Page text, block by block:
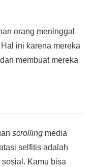
orang meninggal
ini karena mereka
membuat mereka
scrolling media
selfitis adalah
Kamu bisa